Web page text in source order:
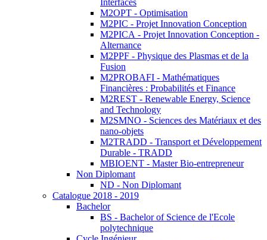
Interfaces
M2OPT - Optimisation
M2PIC - Projet Innovation Conception
M2PICA - Projet Innovation Conception -
Alternance
M2PPF - Physique des Plasmas et de la
Fusion
M2PROBAFI - Mathématiques
Financières : Probabilités et Finance
M2REST - Renewable Energy, Science
and Technology
M2SMNO - Sciences des Matériaux et des
nano-objets
M2TRADD - Transport et Développement
Durable - TRADD
MBIOENT - Master Bio-entrepreneur
Non Diplomant
ND - Non Diplomant
Catalogue 2018 - 2019
Bachelor
BS - Bachelor of Science de l'Ecole
polytechnique